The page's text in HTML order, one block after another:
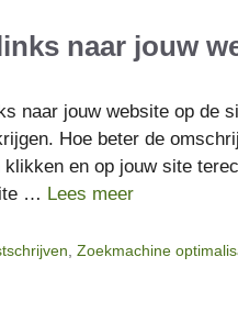
naar jouw
naar jouw website op de
Hoe beter de
en op jouw site
… Lees meer
,Zoekmachine